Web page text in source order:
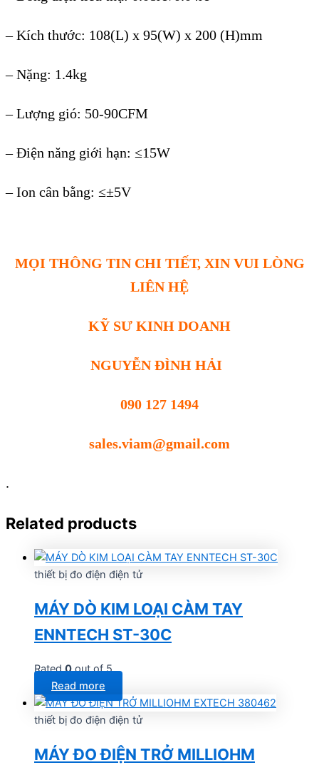
– Kích thước: 108(L) x 95(W) x 200 (H)mm
– Nặng: 1.4kg
– Lượng gió: 50-90CFM
– Điện năng giới hạn: ≤15W
– Ion cân bằng: ≤±5V
MỌI THÔNG TIN CHI TIẾT, XIN VUI LÒNG
LIÊN HỆ
KỸ SƯ KINH DOANH
NGUYỄN ĐÌNH HẢI
090 127 1494
sales.viam@gmail.com
.
Related products
thiết bị đo điện điện tử
MÁY DÒ KIM LOẠI CÀM TAY
ENNTECH ST-30C
Rated0out of 5
Read more
thiết bị đo điện điện tử
MÁY ĐO ĐIỆN TRỞ MILLIOHM